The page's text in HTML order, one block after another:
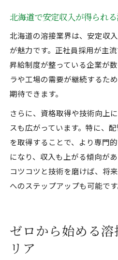
北海道で安定収入が得られ
北海道の溶接業界は、安定収
が魅力です。正社員採用が主
昇給制度が整っている企業が
ラや工場の需要が継続するた
期待できます。
さらに、資格取得や技術向上
スも広がっています。特に、
を取得することで、より専門
になり、収入も上がる傾向が
コツコツと技術を磨けば、将
へのステップアップも可能です
ゼロから始める
リア